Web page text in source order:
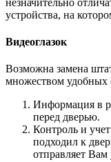
устройства, на
Видеоглазок
Возможна замена
множеством
Информация в
перед дверью.
Контроль и
подходил к
отправляет